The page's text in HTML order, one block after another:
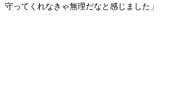
守ってくれなきゃ無理だなと感じました」